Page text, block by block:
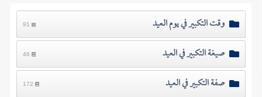
وقت التكبير في يوم العيد 91
صيغة التكبير في العيد 46
صفة التكبير في العيد 172